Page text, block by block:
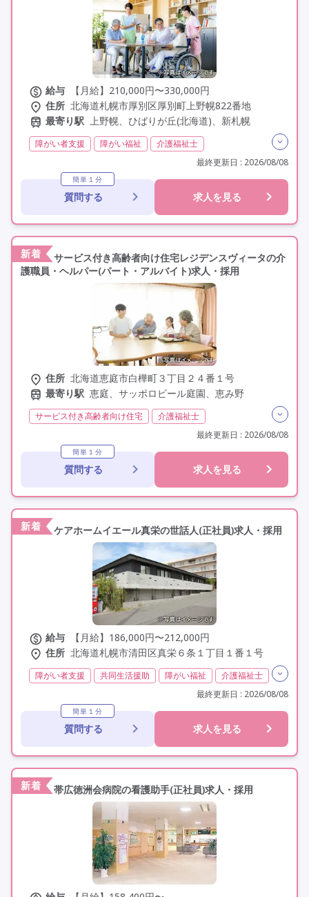
給与
【月給】210,000円〜330,000円
住所 北海道札幌市厚別区厚別町上野幌822番地
最寄り駅 上野幌、ひばりが丘(北海道)、新札幌
障がい者支援 障がい福祉
介護福祉士
初任者研修(ヘルパー2級)
夜勤なし 残業月20時間以内
残業ほぼなし
社会保険完備 交通費支給
学歴不問
車通勤可 駅近
最終更新日 : 2026/08/08
簡単１分
質問する 求人を見る
新着
サービス付き高齢者向け住宅レジデンスヴィータの介
護職員・ヘルパー(パート・アルバイト)求人・採用
住所 北海道恵庭市白樺町３丁目２４番１号
最寄り駅 恵庭、サッポロビール庭園、恵み野
サービス付き高齢者向け住宅
介護福祉士
初任者研修(ヘルパー2級)
学歴不問
最終更新日 : 2026/08/08
簡単１分
質問する 求人を見る
新着 ケアホームイエール真栄の世話人(正社員)求人・採用
給与
【月給】186,000円〜212,000円
住所 北海道札幌市清田区真栄６条１丁目１番１号
障がい者支援 共同生活援助 障がい福祉
介護福祉士
初任者研修(ヘルパー2級)
夜勤専従 残業月20時間以内
残業ほぼなし
社会保険完備 交通費支給
年間休日110日以上
定年60歳以上
車通勤可
駅近
最終更新日 : 2026/08/08
簡単１分
質問する 求人を見る
新着 帯広徳洲会病院の看護助手(正社員)求人・採用